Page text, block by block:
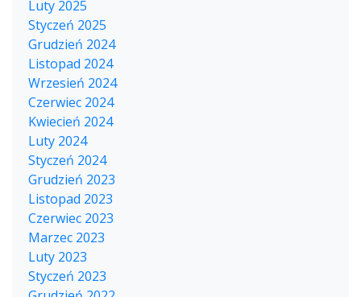
Luty 2025
Styczeń 2025
Grudzień 2024
Listopad 2024
Wrzesień 2024
Czerwiec 2024
Kwiecień 2024
Luty 2024
Styczeń 2024
Grudzień 2023
Listopad 2023
Czerwiec 2023
Marzec 2023
Luty 2023
Styczeń 2023